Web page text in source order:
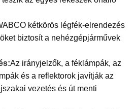
kétkörös légfék-elrendezés
biztosít a nehézgépjárművek
Az irányjelzők, a féklámpák, az
és a reflektorok javítják az
vezetés és út menti